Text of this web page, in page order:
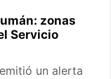
zonas
Servicio
un alerta